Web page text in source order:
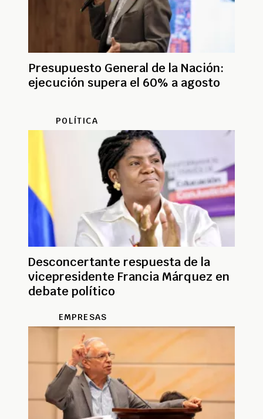
Presupuesto General de la Nación:
ejecución supera el 60% a agosto
POLÍTICA
Desconcertante respuesta de la
vicepresidente Francia Márquez en
debate político
EMPRESAS